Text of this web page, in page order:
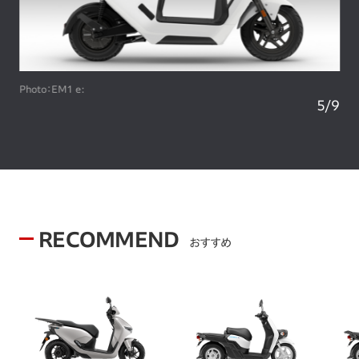
Photo：EM1 e:
5/9
RECOMMEND おすすめ